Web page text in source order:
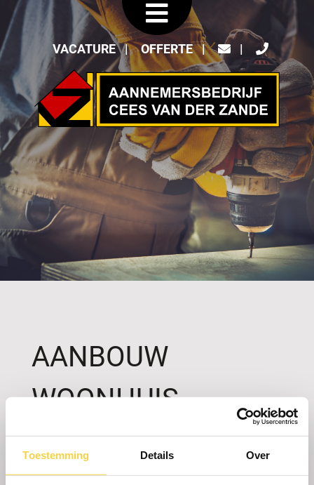
Toestemming Details Over
VACATURE OFFERTE
AANBOUW
WOONHUIS
KLUNDERT